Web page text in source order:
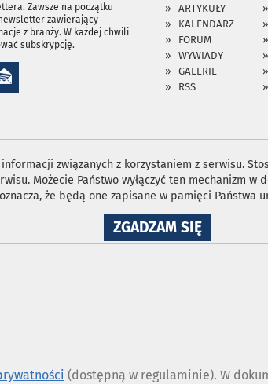
Zawsze na początku
zawierający
z branży. W każdej chwili
subskrypcję.
ARTYKUŁY
KALENDARZ
FORUM
WYWIADY
GALERIE
RSS
związanych z korzystaniem z serwisu.
Możecie Państwo wyłączyć ten mechanizm
że będą one zapisane w pamięci Państwa
ZGADZAM SIĘNA
(dostępną w regulaminie). W